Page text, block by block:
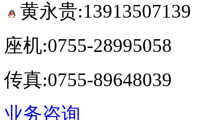
黄永贵:13913507139
座机:0755-28995058
传真:0755-89648039
业务咨询